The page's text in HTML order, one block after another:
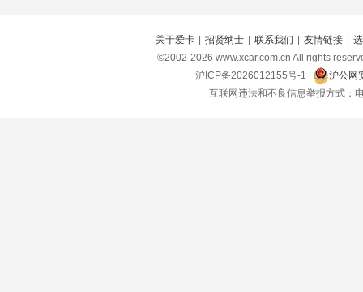
关于爱卡 | 招贤纳士 | 联系我们 | 友情链接 |
©2002-2026 www.xcar.com.cn All rights
沪ICP备2026012155号-1
沪公网
互联网违法和不良信息举报方式：